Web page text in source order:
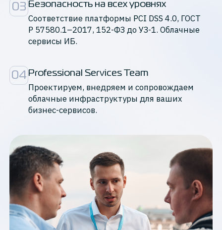
03 Безопасность на всех уровнях
Cоответствие платформы PCI DSS 4.0, ГОСТ
Р 57580.1–2017, 152-ФЗ до УЗ-1. Облачные
сервисы ИБ.
04 Professional Services Team
Проектируем, внедряем и сопровождаем
облачные инфраструктуры для ваших
бизнес-сервисов.